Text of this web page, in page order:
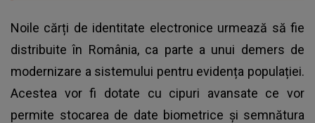
Noile cărți de identitate electronice urmează să fie
distribuite în România, ca parte a unui demers de
modernizare a sistemului pentru evidența populației.
Acestea vor fi dotate cu cipuri avansate ce vor
permite stocarea de date biometrice și semnătura